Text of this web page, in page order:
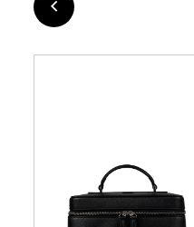
Prothèses
Accessoires de sous-vêtements